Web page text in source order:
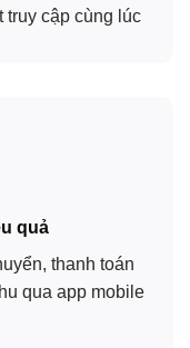
cập cùng lúc
quả
thanh toán
qua app mobile